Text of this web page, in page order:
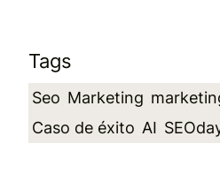
Tags
Seo Marketing
Caso de éxito AI